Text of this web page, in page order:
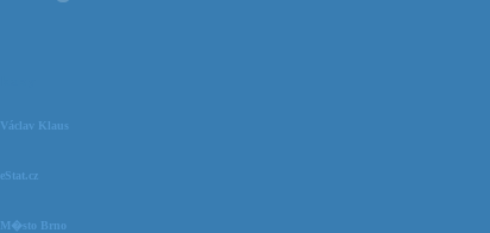
Václav Klaus
eStat.cz
M�sto Brno